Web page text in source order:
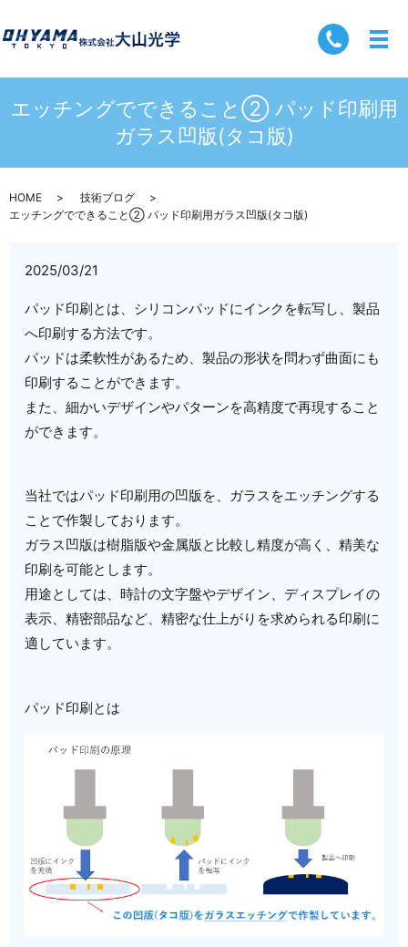
エッチングでできること② パッド印刷用
ガラス凹版(タコ版)
HOME
技術ブログ
エッチングでできること② パッド印刷用ガラス凹版(タコ版)
2025/03/21
パッド印刷とは、シリコンパッドにインクを転写し、製品
へ印刷する方法です。
パッドは柔軟性があるため、製品の形状を問わず曲面にも
印刷することができます。
また、細かいデザインやパターンを高精度で再現すること
ができます。
当社ではパッド印刷用の凹版を、ガラスをエッチングする
ことで作製しております。
ガラス凹版は樹脂版や金属版と比較し精度が高く、精美な
印刷を可能とします。
用途としては、時計の文字盤やデザイン、ディスプレイの
表示、精密部品など、精密な仕上がりを求められる印刷に
適しています。
パッド印刷とは